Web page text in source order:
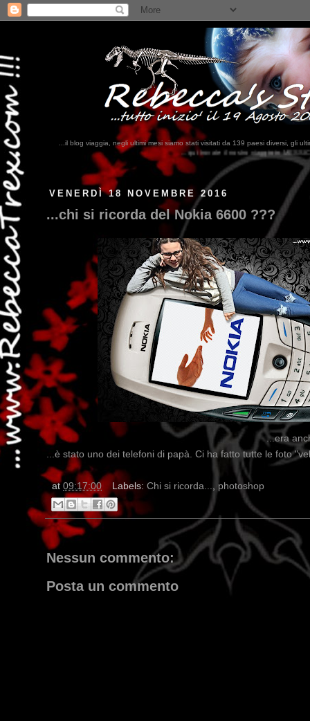
...il blog viaggia, negli ultimi mesi siamo stati visitati da 139 paesi diversi, gli
...qui trovate il nostro viaggio in MESSICO 2023... clikka qui !!!
VENERDÌ 18 NOVEMBRE 2016
...chi si ricorda del Nokia 6600 ???
...era
...è stato uno dei telefoni di papà. Ci ha fatto tutte le foto
at 09:17:00 Labels: Chi si ricorda..., photoshop
Nessun commento:
Posta un commento